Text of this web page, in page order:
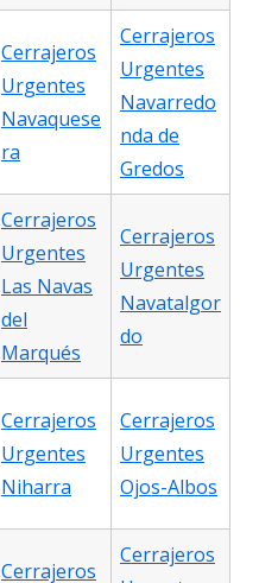
Cerrajeros
Urgentes
Navaquese
ra
Cerrajeros
Urgentes
Navarredo
nda de
Gredos
Cerrajeros
Urgentes
Las Navas
del
Marqués
Cerrajeros
Urgentes
Navatalgor
do
Cerrajeros
Urgentes
Niharra
Cerrajeros
Urgentes
Ojos-Albos
Cerrajeros
Cerrajeros